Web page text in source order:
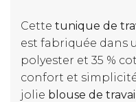
Cette tunique de
est fabriquée dans
polyester et 35 %
confort et
jolie blouse de